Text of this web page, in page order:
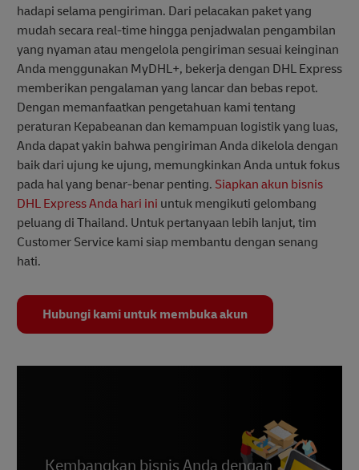
hadapi selama pengiriman. Dari pelacakan paket yang
mudah secara real-time hingga penjadwalan pengambilan
yang nyaman atau mengelola pengiriman sesuai keinginan
Anda menggunakan MyDHL+, bekerja dengan DHL Express
memberikan pengalaman yang lancar dan bebas repot.
Dengan memanfaatkan pengetahuan kami tentang
peraturan Kepabeanan dan kemampuan logistik yang luas,
Anda dapat yakin bahwa pengiriman Anda dikelola dengan
baik dari ujung ke ujung, memungkinkan Anda untuk fokus
pada hal yang benar-benar penting. Siapkan akun bisnis
DHL Express Anda hari ini untuk mengikuti gelombang
peluang di Thailand. Untuk pertanyaan lebih lanjut, tim
Customer Service kami siap membantu dengan senang
hati.
Hubungi kami untuk membuka akun
Kembangkan bisnis Anda dengan